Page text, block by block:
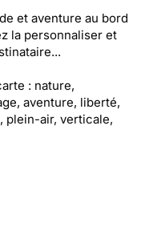
et aventure au bord
la personnaliser et
: nature,
aventure, liberté,
plein-air, verticale,